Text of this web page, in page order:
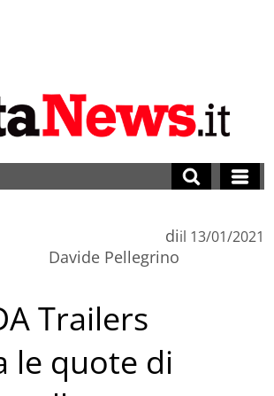
di
Davide Pellegrino
il 13/01/2021
Trailers
le quote di